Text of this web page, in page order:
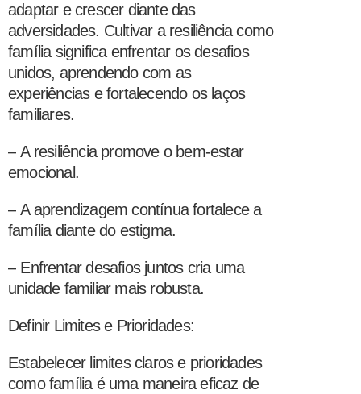
adaptar e crescer diante das
adversidades. Cultivar a resiliência como
família significa enfrentar os desafios
unidos, aprendendo com as
experiências e fortalecendo os laços
familiares.
– A resiliência promove o bem-estar
emocional.
– A aprendizagem contínua fortalece a
família diante do estigma.
– Enfrentar desafios juntos cria uma
unidade familiar mais robusta.
Definir Limites e Prioridades:
Estabelecer limites claros e prioridades
como família é uma maneira eficaz de